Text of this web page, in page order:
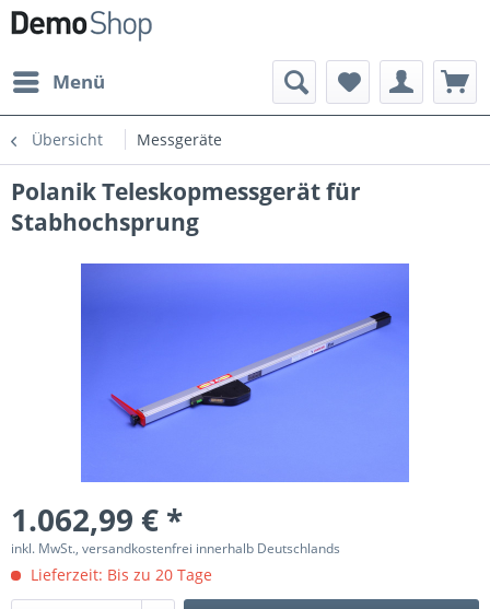
Menü
Übersicht Messgeräte
Polanik Teleskopmessgerät für
Stabhochsprung
1.062,99 € *
inkl. MwSt., versandkostenfrei innerhalb Deutschlands
Lieferzeit: Bis zu 20 Tage